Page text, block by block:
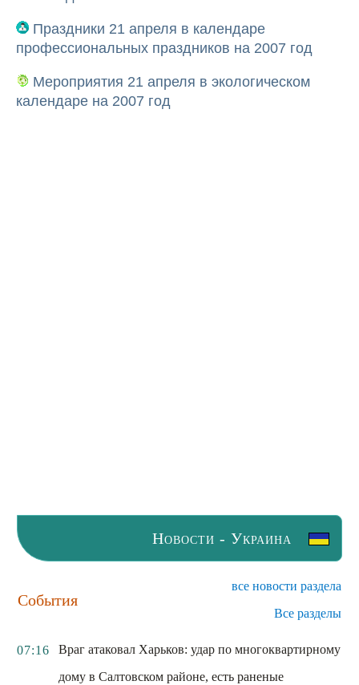
Праздники 21 апреля в календаре
профессиональных праздников на 2007 год
Мероприятия 21 апреля в экологическом
календаре на 2007 год
Новости - Украина
События
все новости раздела
Все разделы
07:16
Враг атаковал Харьков: удар по многоквартирному
дому в Салтовском районе, есть раненые